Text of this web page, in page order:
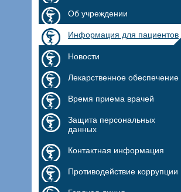
Об учреждении
Информация для пациентов
Новости
Лекарственное обеспечение
Время приема врачей
Защита персональных
данных
Контактная информация
Противодействие коррупции